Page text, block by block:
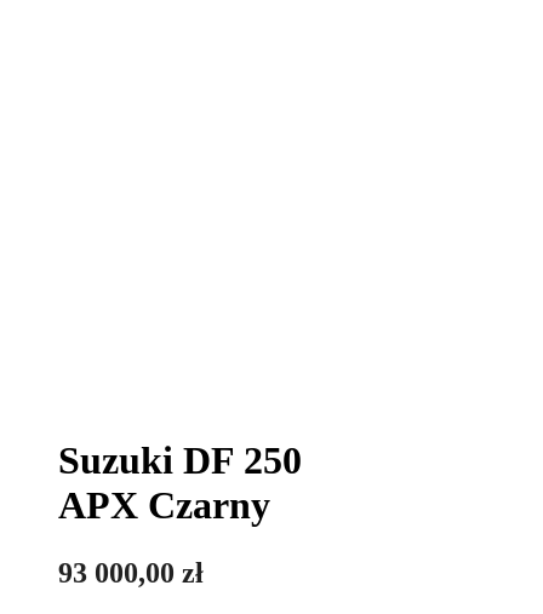
Suzuki DF 250
APX Czarny
93 000,00 zł